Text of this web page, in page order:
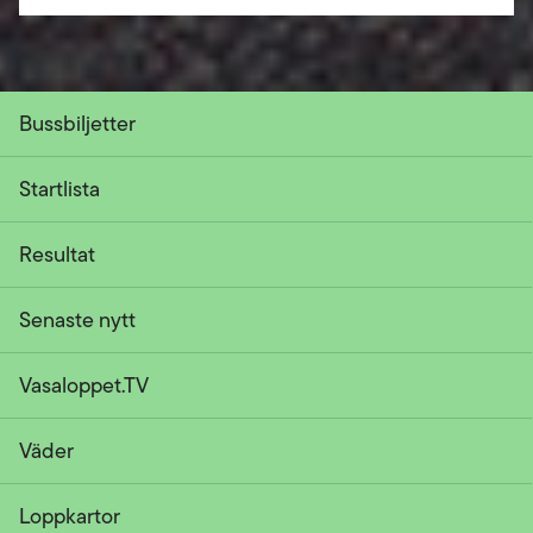
Bussbiljetter
Startlista
Resultat
Senaste nytt
Vasaloppet.TV
Väder
Loppkartor